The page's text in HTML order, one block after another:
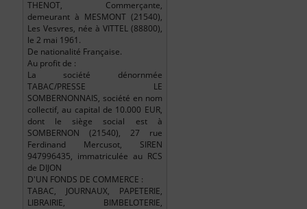
THENOT, Commerçante,
demeurant à MESMONT (21540),
Les Vesvres, née à VITTEL (88800),
le 2 mai 1961.
De nationalité Française.
Au profit de :
La société dénornmée
TABAC/PRESSE LE
SOMBERNONNAIS, société en nom
collectif, au capital de 10.000 EUR,
dont le siège social est à
SOMBERNON (21540), 27 rue
Ferdinand Mercusot, SIREN
947996435, immatriculée au RCS
de DIJON
D'UN FONDS DE COMMERCE :
TABAC, JOURNAUX, PAPETERIE,
LIBRAIRIE, BIMBELOTERIE,